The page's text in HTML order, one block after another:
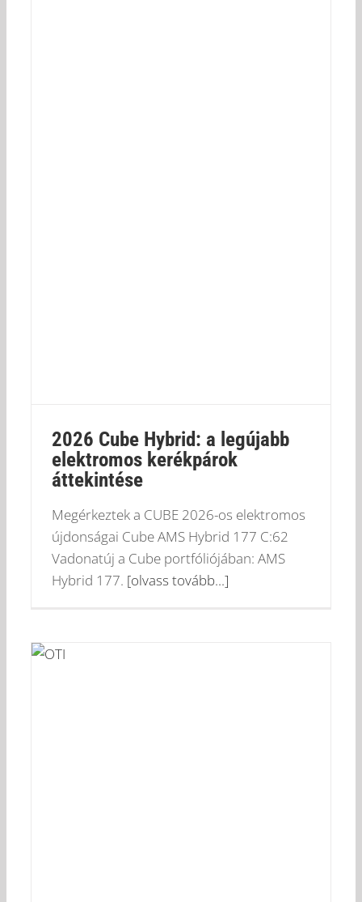
2026 Cube Hybrid: a legújabb
elektromos kerékpárok
áttekintése
Megérkeztek a CUBE 2026-os elektromos
újdonságai Cube AMS Hybrid 177 C:62
Vadonatúj a Cube portfóliójában: AMS
Hybrid 177. [olvass tovább...]